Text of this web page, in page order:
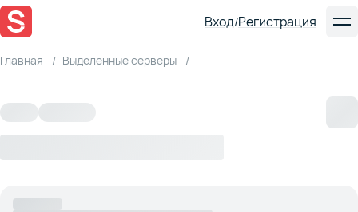
Вход/Регистрация
Главная Выделенные серверы